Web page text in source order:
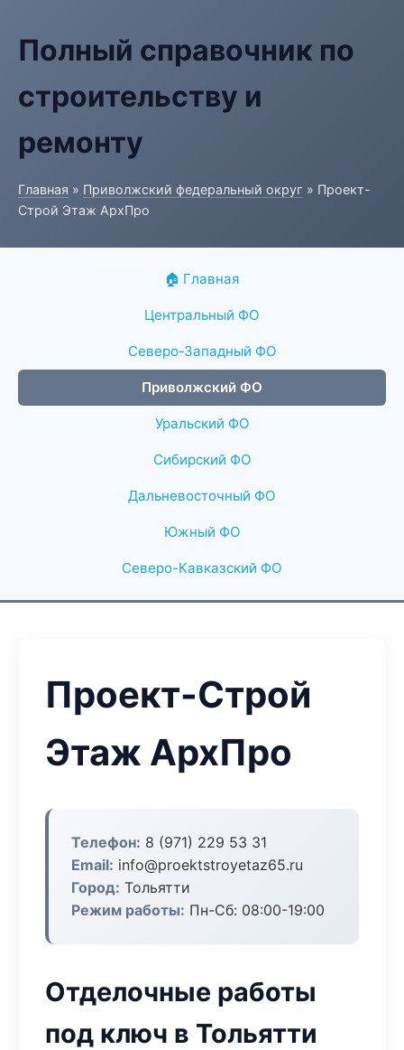
Полный справочник по
строительству и
ремонту
Главная » Приволжский федеральный округ » Проект-
Строй Этаж АрхПро
🏠 Главная
Центральный ФО
Северо-Западный ФО
Приволжский ФО
Уральский ФО
Сибирский ФО
Дальневосточный ФО
Южный ФО
Северо-Кавказский ФО
Проект-Строй
Этаж АрхПро
Телефон: 8 (971) 229 53 31
Email: info@proektstroyetaz65.ru
Город: Тольятти
Режим работы: Пн-Сб: 08:00-19:00
Отделочные работы
под ключ в Тольятти